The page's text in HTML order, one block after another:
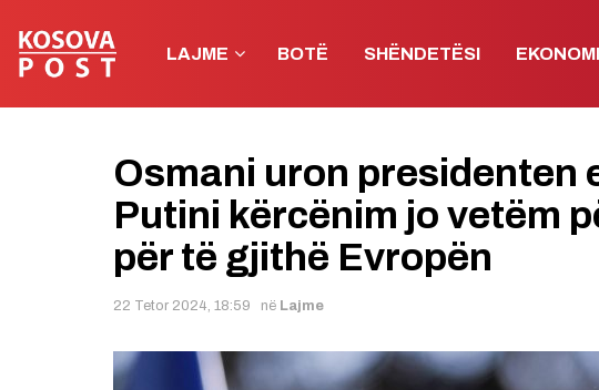
LAJME BOTË SHËNDETËSI EKONOMI
Osmani uron presidenten
Putini kërcënim jo vetëm
për të gjithë Evropën
22 Tetor 2024, 18:59 në Lajme